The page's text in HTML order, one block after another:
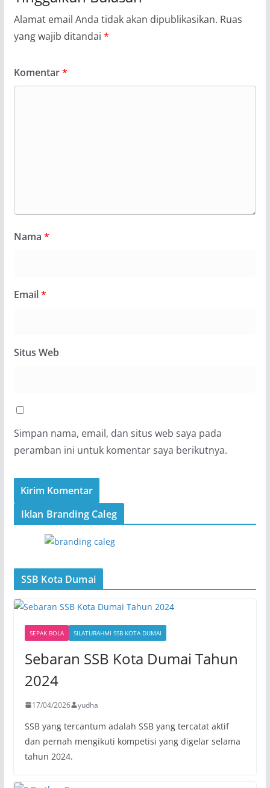
Alamat email Anda tidak akan dipublikasikan. Ruas
yang wajib ditandai *
Komentar*
Nama *
Email*
Situs Web
Simpan nama, email, dan situs web saya pada
peramban ini untuk komentar saya berikutnya.
Iklan Branding Caleg
SSB Kota Dumai
SEPAK BOLA SILATURAHMI SSB KOTA DUMAI
Sebaran SSB Kota Dumai Tahun
2024
17/04/2026 yudha
SSB yang tercantum adalah SSB yang tercatat aktif
dan pernah mengikuti kompetisi yang digelar selama
tahun 2024.